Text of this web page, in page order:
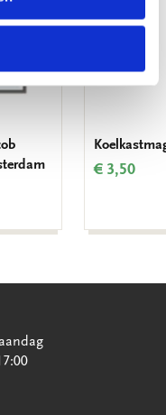
€ 3,50